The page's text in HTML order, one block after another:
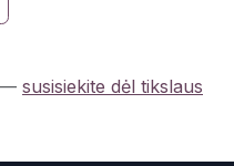
— susisiekite dėl tikslaus